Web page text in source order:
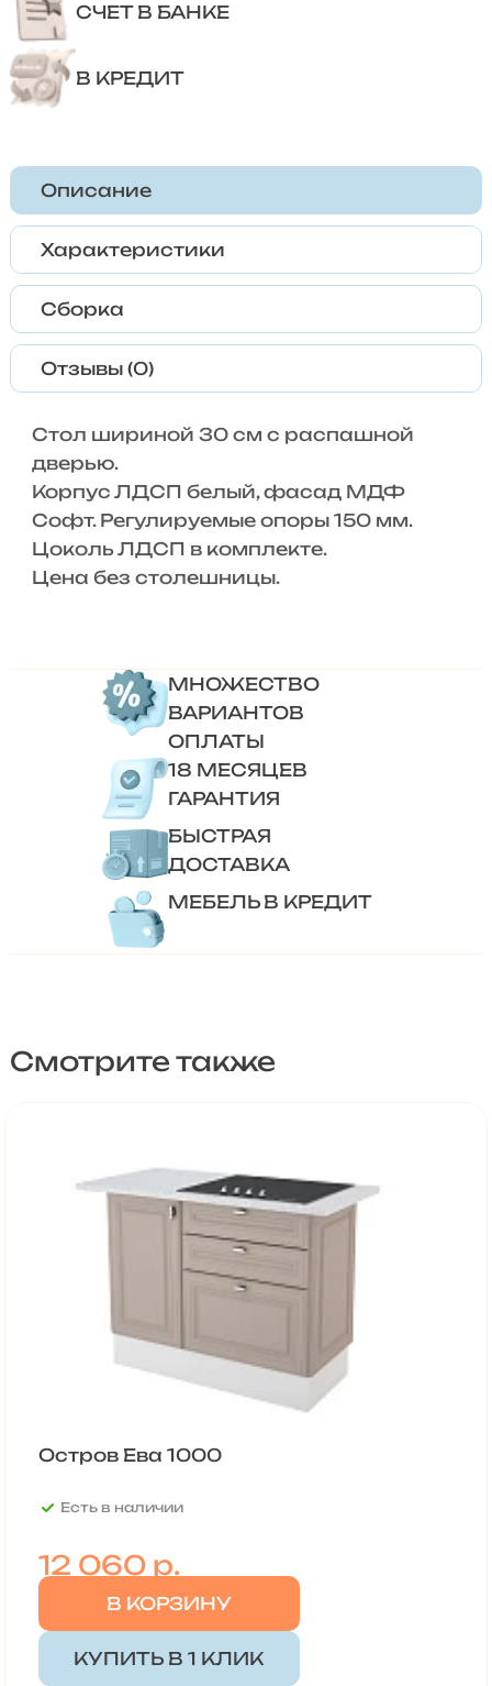
СЧЕТ В БАНКЕ
В КРЕДИТ
Описание
Характеристики
Сборка
Отзывы (0)
Стол шириной 30 см с распашной
дверью.
Корпус ЛДСП белый, фасад МДФ
Софт. Регулируемые опоры 150 мм.
Цоколь ЛДСП в комплекте.
Цена без столешницы.
МНОЖЕСТВО
ВАРИАНТОВ
ОПЛАТЫ
18 МЕСЯЦЕВ
ГАРАНТИЯ
БЫСТРАЯ
ДОСТАВКА
МЕБЕЛЬ В КРЕДИТ
Смотрите также
Остров Ева 1000
Есть в наличии
12 060р.
В КОРЗИНУ
КУПИТЬ В 1 КЛИК